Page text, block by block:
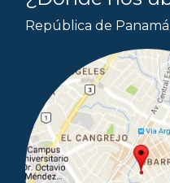
República de